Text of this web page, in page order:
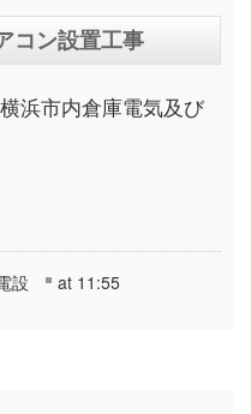
コン設置工事
市内倉庫電気及び
設 at 11:55